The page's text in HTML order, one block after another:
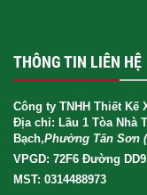
THÔNG TIN LIÊN HỆ
Công ty TNHH Thiết Kế
Địa chỉ: Lầu 1 Tòa Nhà
Bạch,Phường Tân Sơn
VPGD: 72F6 Đường
MST: 0314488973